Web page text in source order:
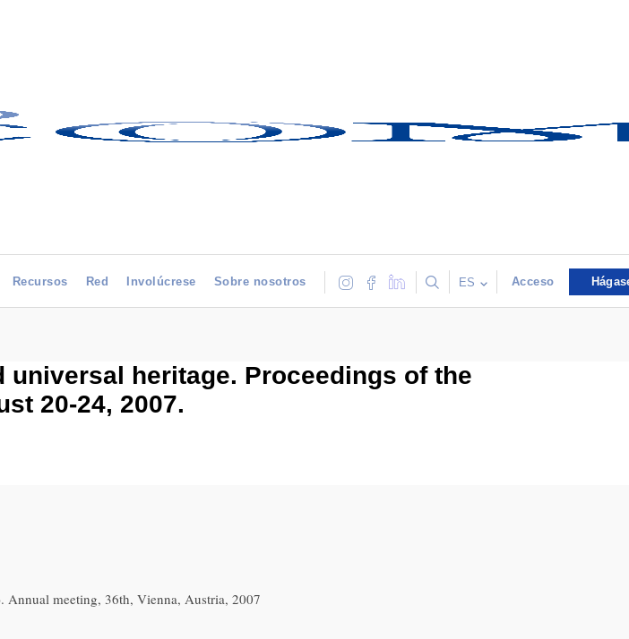
Recursos Red Involúcrese Sobre nosotros ES Acceso
heritage. Proceedings of the
20-24, 2007.
meeting, 36th, Vienna, Austria, 2007